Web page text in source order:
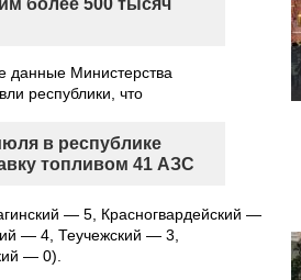
более 500 тысяч
данные Министерства
республики, что
в республике
топливом 41 АЗС
— 5, Красногвардейский —
— 4, Теучежский — 3,
— 0).